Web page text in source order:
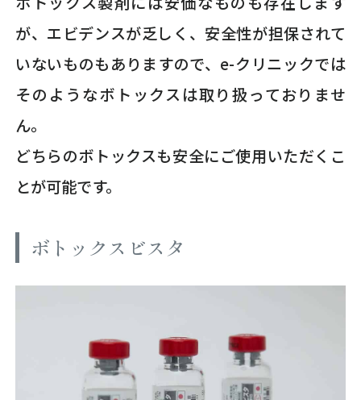
が、エビデンスが乏しく、安全性が担保されて
いないものもありますので、e-クリニックでは
そのようなボトックスは取り扱っておりませ
ん。
どちらのボトックスも安全にご使用いただくこ
とが可能です。
ボトックスビスタ